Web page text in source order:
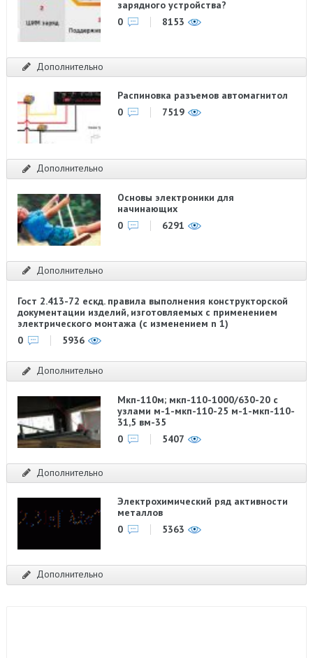
зарядного устройства?
0
8153
Дополнительно
Распиновка разъемов автомагнитол
0
7519
Дополнительно
Основы электроники для
начинающих
0
6291
Дополнительно
Гост 2.413-72 ескд. правила выполнения конструкторской
документации изделий, изготовляемых с применением
электрического монтажа (с изменением n 1)
0
5936
Дополнительно
Мкп-110м; мкп-110-1000/630-20 с
узлами м-1-мкп-110-25 м-1-мкп-110-
31,5 вм-35
0
5407
Дополнительно
Электрохимический ряд активности
металлов
0
5363
Дополнительно